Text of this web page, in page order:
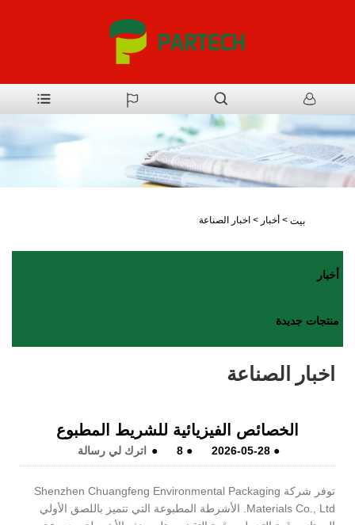
بيت > أخبار > اخبار الصناعة
أخبار
منتجات جديدة
اخبار الصناعة
الخصائص الفيزيائية للشريط المطبوع
●
2026-05-28
●
8
● اترك لي رسالة
توفر شركة Shenzhen Chuangfeng Environmental Packaging
Materials Co., Ltd. الأشرطة المطبوعة التي تتميز باللصق الأولي